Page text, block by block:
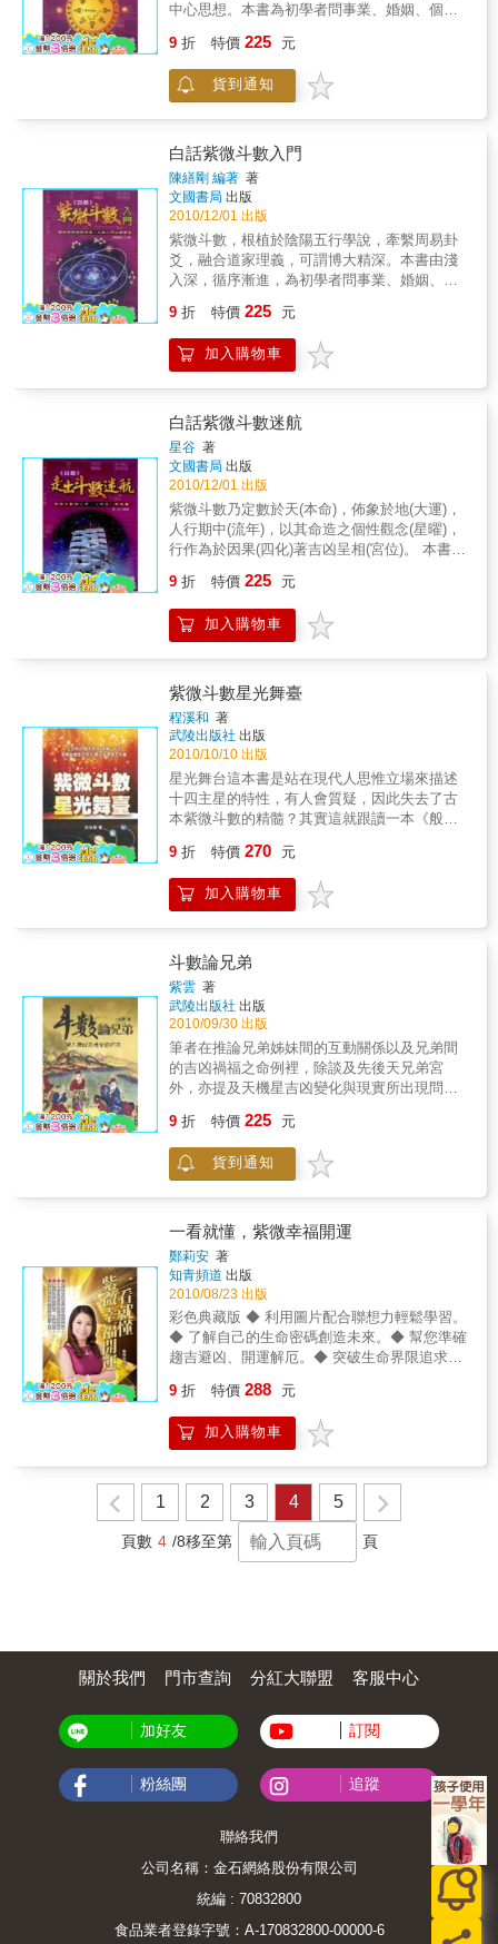
中心思想。本書為初學者問事業、婚姻、個
9 折 特價 225 元
貨到通知
白話紫微斗數入門
陳繕剛 編著 著
文國書局 出版
2010/12/01 出版
紫微斗數，根植於陰陽五行學說，牽繫周易卦
爻，融合道家理義，可謂博大精深。本書由淺
入深，循序漸進，為初學者問事業、婚姻、個
9 折 特價 225 元
加入購物車
白話紫微斗數迷航
星谷 著
文國書局 出版
2010/12/01 出版
紫微斗數乃定數於天(本命)，佈象於地(大運)，
人行期中(流年)，以其命造之個性觀念(星曜)，
行作為於因果(四化)著吉凶呈相(宮位)。 本書將
冊，以供讀者參酌並期盼走出斗數迷航。
9 折 特價 225 元
加入購物車
紫微斗數星光舞臺
程溪和 著
武陵出版社 出版
2010/10/10 出版
星光舞台這本書是站在現代人思惟立場來描述
十四主星的特性，有人會質疑，因此失去了古
本紫微斗數的精髓？其實這就跟讀一本《般若
情形，但是只有用現代社會背景及語言來解
釋，才有辦法理解與應用。作者另外還有一個
善意，就是希望大家能藉這本書了解到，紫微
9 折 特價 270 元
加入購物車
斗數論兄弟
紫雲 著
武陵出版社 出版
2010/09/30 出版
筆者在推論兄弟姊妹間的互動關係以及兄弟間
的吉凶禍福之命例裡，除談及先後天兄弟宮
外，亦提及天機星吉凶變化與現實所出現問題
存在如上述之破軍所主夫妻、子女與僕役三宮
之吉凶關聯性類同，也一樣的。
9 折 特價 225 元
貨到通知
一看就懂，紫微幸福開運
鄭莉安 著
知青頻道 出版
2010/08/23 出版
彩色典藏版 ◆ 利用圖片配合聯想力輕鬆學習。
◆ 了解自己的生命密碼創造未來。◆ 幫您準確
趨吉避凶、開運解厄。◆ 突破生命界限追求更
9 折 特價 288 元
加入購物車
1 2 3 4 5
頁數 4 /8移至第 頁
關於我們 門市查詢 分紅大聯盟 客服中心
加好友 訂閱
粉絲團 追蹤
聯絡我們
公司名稱：金石網絡股份有限公司
統編 : 70832800
食品業者登錄字號：A-170832800-00000-6